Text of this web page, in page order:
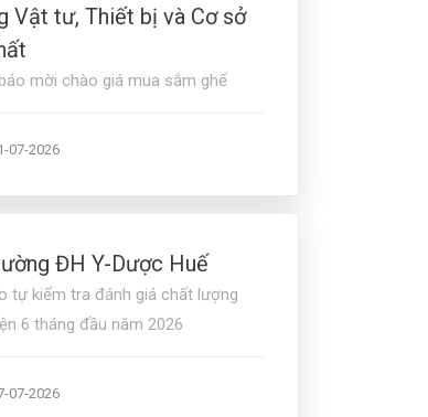
Vật tư, Thiết bị và Cơ sở
mời chào giá mua sắm ghế
07-2026
ĐH Y-Dược Huế
tự kiểm tra đánh giá chất lượng
6 tháng đầu năm 2026
07-2026